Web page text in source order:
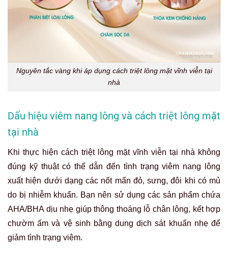
Nguyên tắc vàng khi áp dụng cách triệt lông mặt vĩnh viễn tại
nhà
Dấu hiệu viêm nang lông và cách triệt lông mặt
tại nhà
Khi thực hiện cách triệt lông mặt vĩnh viễn tại nhà không
đúng kỹ thuật có thể dẫn đến tình trạng viêm nang lông
xuất hiện dưới dạng các nốt mẩn đỏ, sưng, đôi khi có mủ
do bị nhiễm khuẩn. Bạn nên sử dụng các sản phẩm chứa
AHA/BHA dịu nhẹ giúp thông thoáng lỗ chân lông, kết hợp
chườm ấm và vệ sinh bằng dung dịch sát khuẩn nhẹ để
giảm tình trạng viêm.